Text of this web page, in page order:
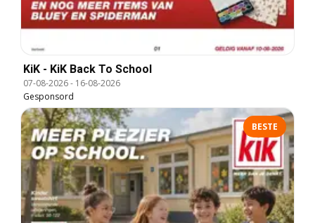
KiK - KiK Back To School
07-08-2026- 16-08-2026
Gesponsord
BESTE